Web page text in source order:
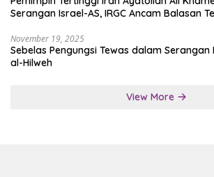
Serangan Israel-AS, IRGC Ancam Balasan
November 19, 2025
Sebelas Pengungsi Tewas dalam
al-Hilweh
View More